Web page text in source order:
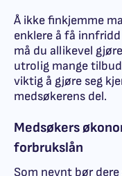
Å ikke finkjemme
enklere å få
må du allikevel
utrolig mange
viktig å gjøre seg
medsøkerens del.
Medsøkers
forbrukslån
Som nevnt bør